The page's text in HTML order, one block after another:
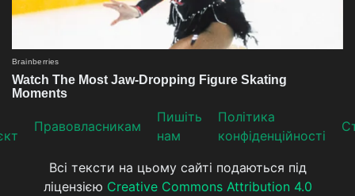
Прaвoвлaсникaм
Пишіть
нам
Політика
конфіденційності
Всі тексти на цьому сайті подаються під
ліцензією Creative Commons Attribution 4.0